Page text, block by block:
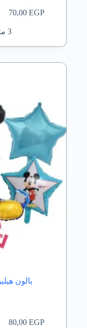
70,00EGP
3 متوفر في المخزون
بالون
80,00EGP